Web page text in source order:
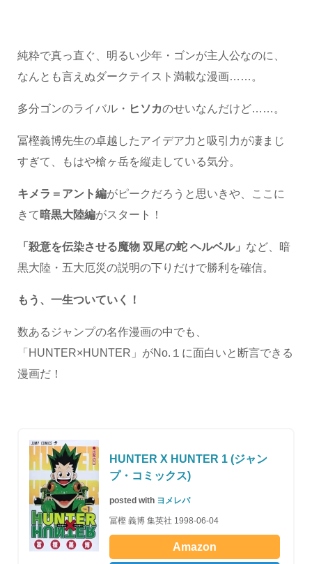
純粋で真っ直ぐ、明るい少年・ゴンが主人公なのに、
なんとも言えぬダークテイスト満載な漫画……。
多分ゴンのライバル・ ヒソカのせいなんだけど……。
冨樫義博先生の卓越したアイデア力と吸引力が凄まじ
すぎて、もはや槍ヶ岳を縦走している気分。
キメラ＝アント編がピークだろうと思いきや、ここに
きて 暗黒大陸編がスタート！
「殺意を伝染させる魔物 双尾の蛇 ヘルベル」 など、暗
黒大陸・五大厄災の説明の下りだけで勝利を確信。
もう、一生ついていく！
数あるジャンプの名作漫画の中でも、
「HUNTER×HUNTER」がNo.１に面白いと断言できる
漫画だ！
HUNTER X HUNTER 1 (ジャン
プ・コミックス)
posted with ヨメレバ
冨樫 義博 集英社 1998-06-04
Amazon